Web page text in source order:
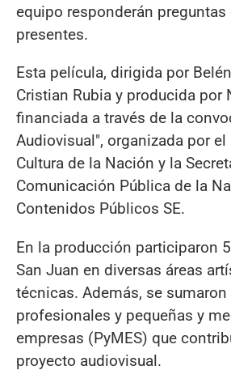
equipo responderán preguntas
presentes.
Esta película, dirigida por
Cristian Rubia y producida por
financiada a través de la
Audiovisual", organizada por
Cultura de la Nación y la
Comunicación Pública de la
Contenidos Públicos SE.
En la producción participaron
San Juan en diversas áreas
técnicas. Además, se
profesionales y pequeñas y
empresas (PyMES) que
proyecto audiovisual.